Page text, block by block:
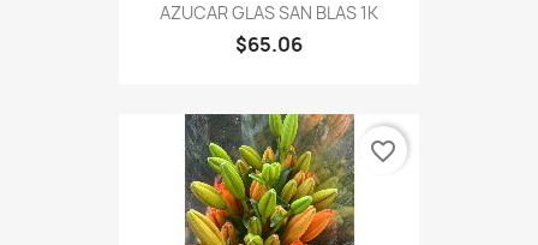
AZUCAR GLAS SAN BLAS 1K
$65.06
favorite_border